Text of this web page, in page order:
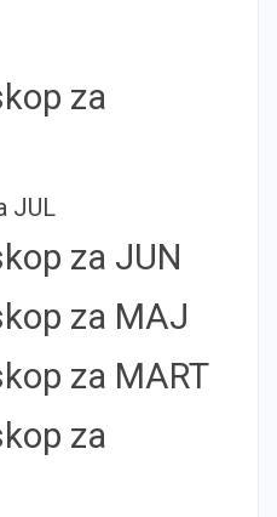
za
JUL
za JUN
za MAJ
za MART
za